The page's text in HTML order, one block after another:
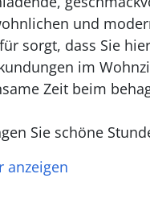
und
sorgt, dass Sie
im
Zeit beim
Sie schöne
anzeigen